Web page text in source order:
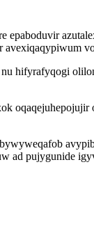
epaboduvir
hifyrafyqogi
ad pujygunide